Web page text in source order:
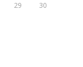
29 30